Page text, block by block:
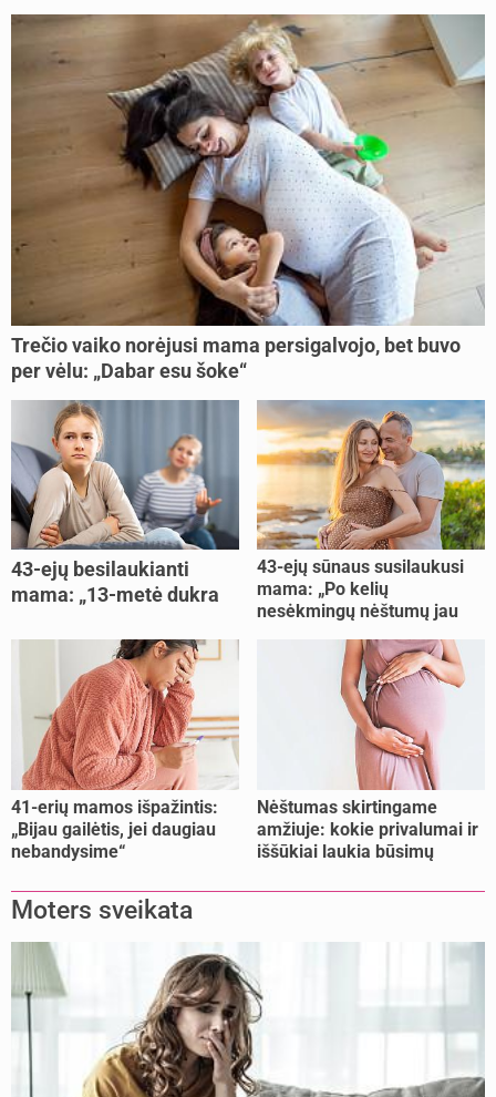
Trečio vaiko norėjusi mama persigalvojo, bet buvo
per vėlu: „Dabar esu šoke“
43-ejų besilaukianti
mama: „13-metė dukra
43-ejų sūnaus susilaukusi
mama: „Po kelių
nesėkmingų nėštumų jau
41-erių mamos išpažintis:
„Bijau gailėtis, jei daugiau
nebandysime“
Nėštumas skirtingame
amžiuje: kokie privalumai ir
iššūkiai laukia būsimų
Moters sveikata